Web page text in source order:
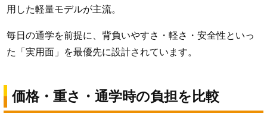
用した軽量モデルが主流。
毎日の通学を前提に、背負いやすさ・軽さ・安全性といっ
た「実用面」を最優先に設計されています。
価格・重さ・通学時の負担を比較